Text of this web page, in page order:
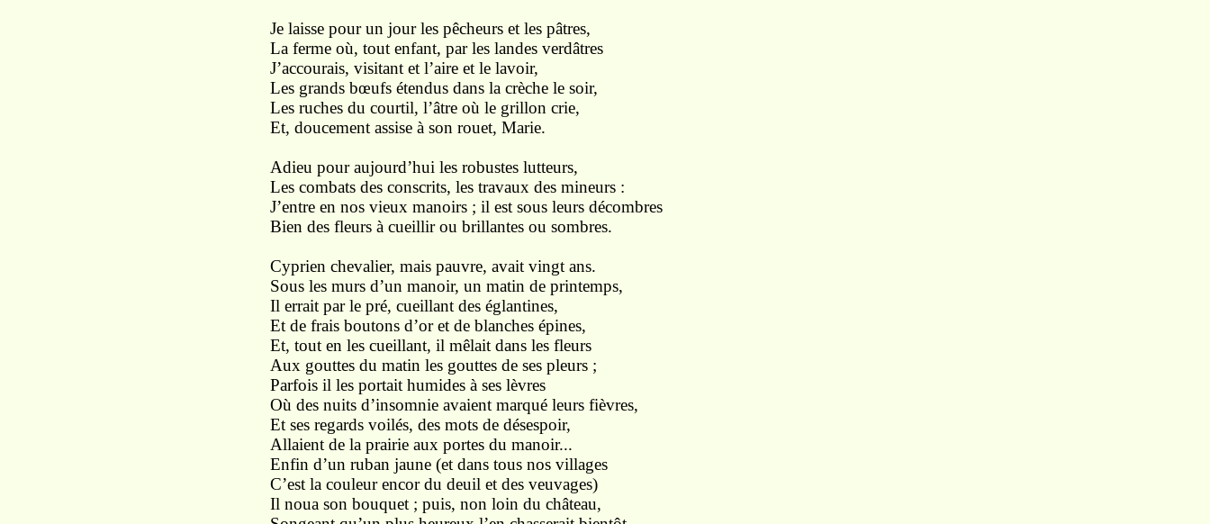
Je laisse pour un jour les pêcheurs et les pâtres,
La ferme où, tout enfant, par les landes verdâtres
J’accourais, visitant et l’aire et le lavoir,
Les grands bœufs étendus dans la crèche le soir,
Les ruches du courtil, l’âtre où le grillon crie,
Et, doucement assise à son rouet, Marie.
Adieu pour aujourd’hui les robustes lutteurs,
Les combats des conscrits, les travaux des mineurs :
J’entre en nos vieux manoirs ; il est sous leurs décombres
Bien des fleurs à cueillir ou brillantes ou sombres.
Cyprien chevalier, mais pauvre, avait vingt ans.
Sous les murs d’un manoir, un matin de printemps,
Il errait par le pré, cueillant des églantines,
Et de frais boutons d’or et de blanches épines,
Et, tout en les cueillant, il mêlait dans les fleurs
Aux gouttes du matin les gouttes de ses pleurs ;
Parfois il les portait humides à ses lèvres
Où des nuits d’insomnie avaient marqué leurs fièvres,
Et ses regards voilés, des mots de désespoir,
Allaient de la prairie aux portes du manoir...
Enfin d’un ruban jaune (et dans tous nos villages
C’est la couleur encor du deuil et des veuvages)
Il noua son bouquet ; puis, non loin du château,